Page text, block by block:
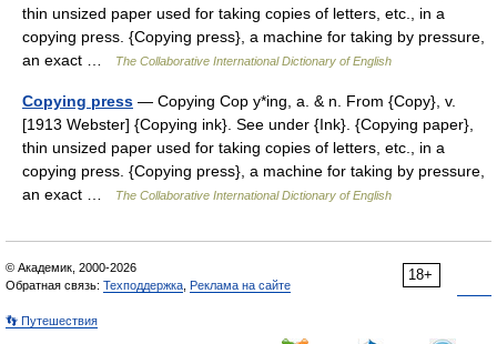
thin unsized paper used for taking copies of letters, etc., in a
copying press. {Copying press}, a machine for taking by pressure,
an exact …
The Collaborative International Dictionary of English
Copying press — Copying Cop y*ing, a. & n. From {Copy}, v.
[1913 Webster] {Copying ink}. See under {Ink}. {Copying paper},
thin unsized paper used for taking copies of letters, etc., in a
copying press. {Copying press}, a machine for taking by pressure,
an exact …
The Collaborative International Dictionary of English
18+
© Академик, 2000-2026
Обратная связь: Техподдержка Реклама на сайте
👣 Путешествия